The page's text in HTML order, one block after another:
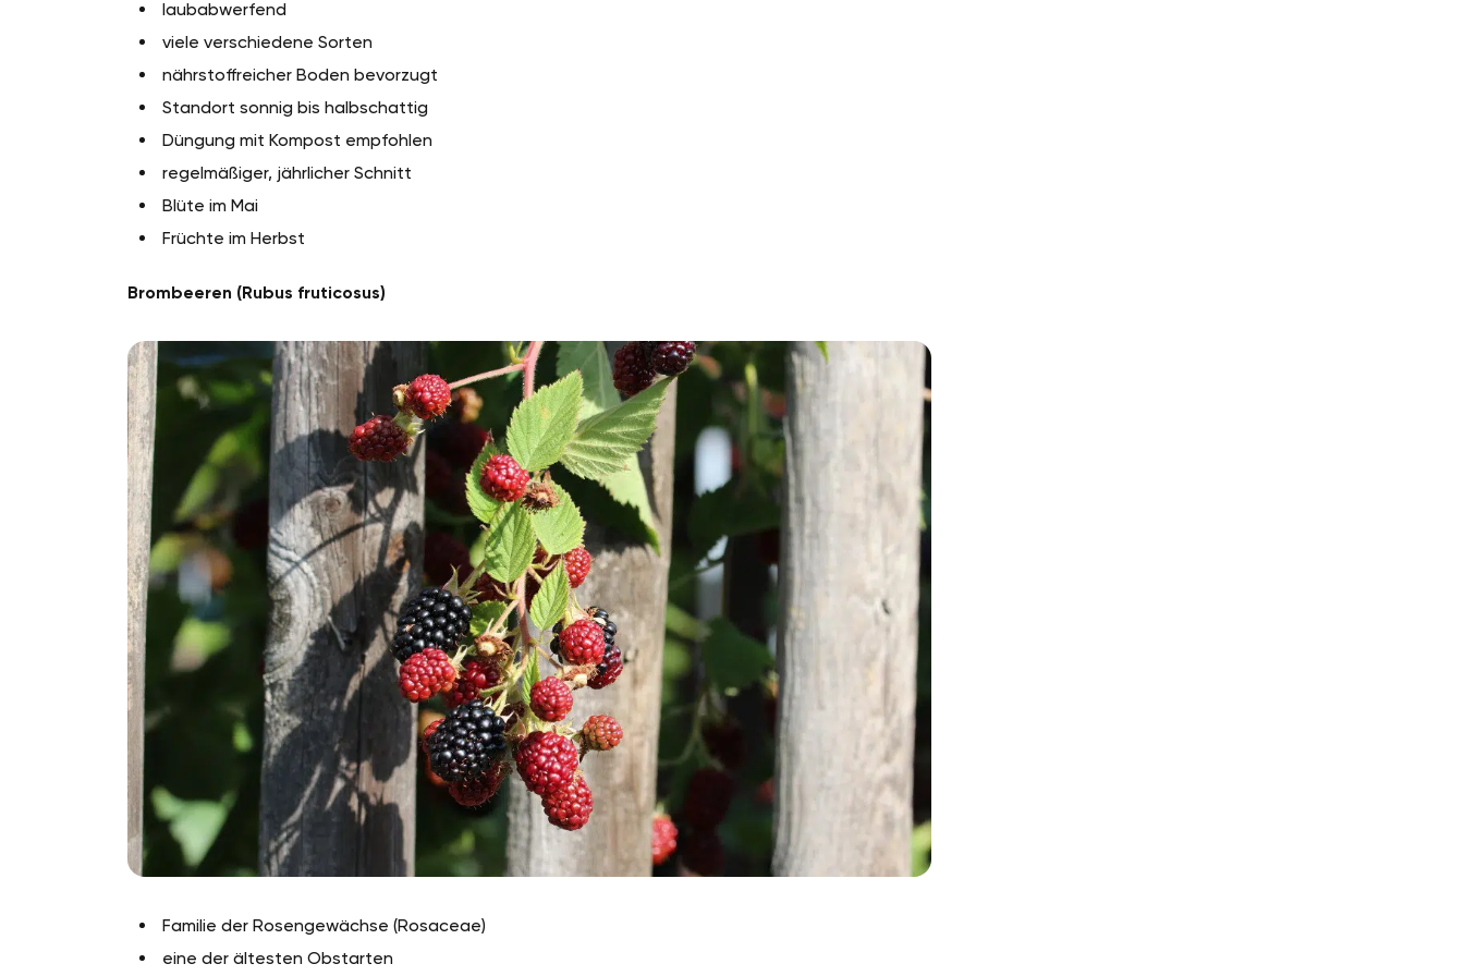
laubabwerfend
viele verschiedene Sorten
nährstoffreicher Boden bevorzugt
Standort sonnig bis halbschattig
Düngung mit Kompost empfohlen
regelmäßiger, jährlicher Schnitt
Blüte im Mai
Früchte im Herbst
Brombeeren (Rubus fruticosus)
Familie der Rosengewächse (Rosaceae)
eine der ältesten Obstarten